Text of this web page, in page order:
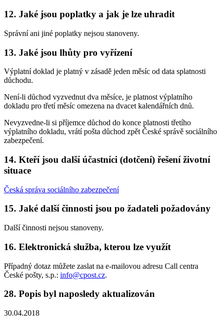
12. Jaké jsou poplatky a jak je lze uhradit
Správní ani jiné poplatky nejsou stanoveny.
13. Jaké jsou lhůty pro vyřízení
Výplatní doklad je platný v zásadě jeden měsíc od data splatnosti
důchodu.
Není-li důchod vyzvednut dva měsíce, je platnost výplatního
dokladu pro třetí měsíc omezena na dvacet kalendářních dnů.
Nevyzvedne-li si příjemce důchod do konce platnosti třetího
výplatního dokladu, vrátí pošta důchod zpět České správě sociálního
zabezpečení.
14. Kteří jsou další účastníci (dotčení) řešení životní
situace
Česká správa sociálního zabezpečení
15. Jaké další činnosti jsou po žadateli požadovány
Další činnosti nejsou stanoveny.
16. Elektronická služba, kterou lze využít
Případný dotaz můžete zaslat na e-mailovou adresu Call centra
České pošty, s.p.: info@cpost.cz.
28. Popis byl naposledy aktualizován
30.04.2018